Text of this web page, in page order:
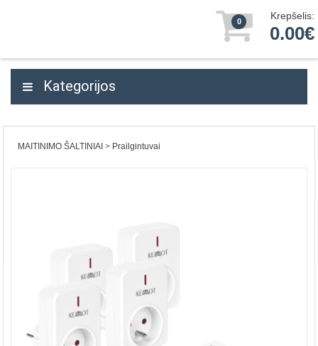
0 Krepšelis:
0.00€
Kategorijos
MAITINIMO ŠALTINIAI Prailgintuvai